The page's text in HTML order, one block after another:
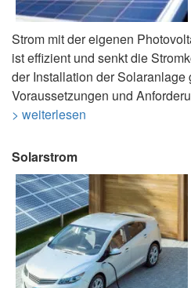
Strom mit der eigenen
ist effizient und senkt die
der Installation der Solaranlage
Voraussetzungen und
> weiterlesen
Solarstrom